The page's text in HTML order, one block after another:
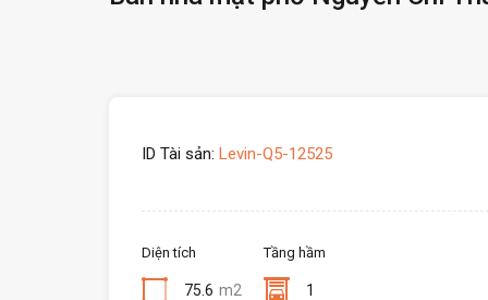
ID Tài sản: Levin-Q5-12525
Diện tích
75.6 m2
Tầng hầm
1